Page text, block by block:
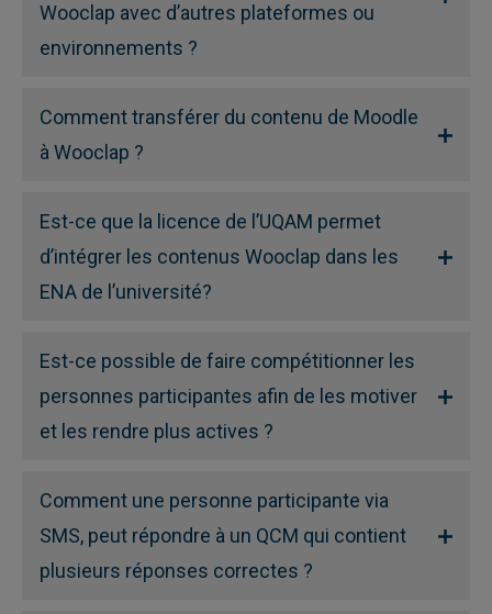
Wooclap avec d’autres plateformes ou
environnements ?
Comment transférer du contenu de Moodle
à Wooclap ?
Est-ce que la licence de l’UQAM permet
d’intégrer les contenus Wooclap dans les
ENA de l’université?
Est-ce possible de faire compétitionner les
personnes participantes afin de les motiver
et les rendre plus actives ?
Comment une personne participante via
SMS, peut répondre à un QCM qui contient
plusieurs réponses correctes ?